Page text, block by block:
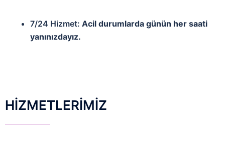
7/24 Hizmet: Acil durumlarda günün her saati
yanınızdayız.
HİZMETLERİMİZ